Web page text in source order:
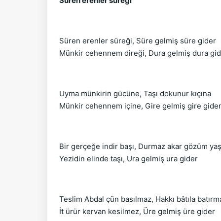
Süren erenler süreği, Süre gelmiş süre gider
Münkir cehennem direği, Dura gelmiş dura
Uyma münkirin gücüne, Taşı dokunur kıçına
Münkir cehennem içine, Gire gelmiş gire gider
Bir gerçeğe indir başı, Durmaz akar gözüm
Yezidin elinde taşı, Ura gelmiş ura gider
Teslim Abdal çün basılmaz, Hakkı bâtıla
İt ürür kervan kesilmez, Üre gelmiş üre gider